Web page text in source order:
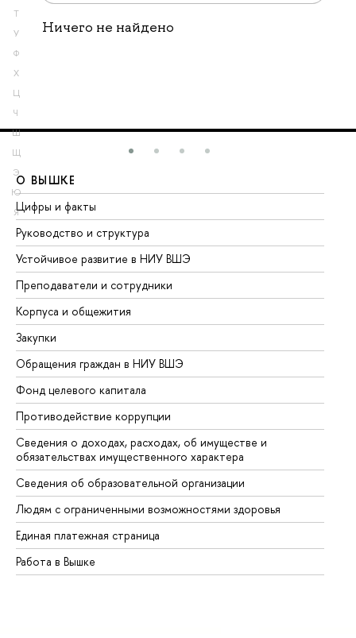
Т
У
Ф
Х
Ц
Ч
Ш
Щ
Э
Ю
Я
Ничего не найдено
О ВЫШКЕ
Цифры и факты
Руководство и структура
Устойчивое развитие в НИУ ВШЭ
Преподаватели и сотрудники
Корпуса и общежития
Закупки
Обращения граждан в НИУ ВШЭ
Фонд целевого капитала
Противодействие коррупции
Сведения о доходах, расходах, об имуществе и
обязательствах имущественного характера
Сведения об образовательной организации
Людям с ограниченными возможностями здоровья
Единая платежная страница
Работа в Вышке